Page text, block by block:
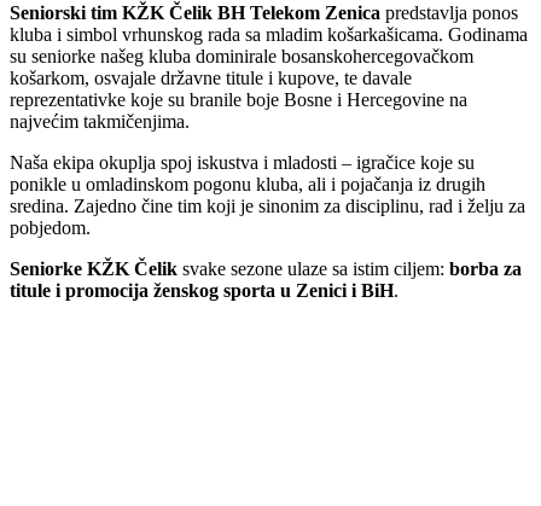
Seniorski tim KŽK Čelik BH Telekom Zenica predstavlja ponos
kluba i simbol vrhunskog rada sa mladim košarkašicama. Godinama
su seniorke našeg kluba dominirale bosanskohercegovačkom
košarkom, osvajale državne titule i kupove, te davale
reprezentativke koje su branile boje Bosne i Hercegovine na
najvećim takmičenjima.
Naša ekipa okuplja spoj iskustva i mladosti – igračice koje su
ponikle u omladinskom pogonu kluba, ali i pojačanja iz drugih
sredina. Zajedno čine tim koji je sinonim za disciplinu, rad i želju za
pobjedom.
Seniorke KŽK Čelik svake sezone ulaze sa istim ciljem: borba za
titule i promocija ženskog sporta u Zenici i BiH.